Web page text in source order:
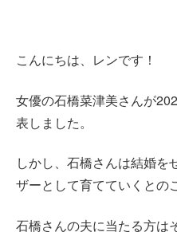
こんにちは、レンです！
女優の石橋菜津美さんが
表しました。
しかし、石橋さんは結婚を
ザーとして育てていくとの
石橋さんの夫に当たる方は